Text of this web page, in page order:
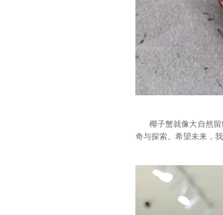
椰子蟹就像大自然
奇与探索。希望未来，